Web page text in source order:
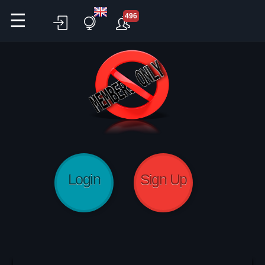
496
☰
Login Sign Up